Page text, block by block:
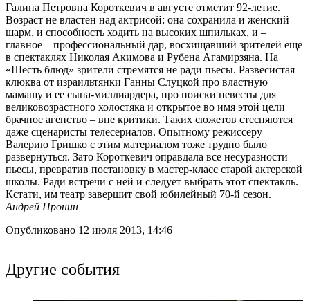
Галина Петровна Короткевич в августе отметит 92-летие.
Возраст не властен над актрисой: она сохранила и женский
шарм, и способность ходить на высоких шпильках, и –
главное – профессиональный дар, восхищавший зрителей еще
в спектаклях Николая Акимова и Рубена Агамирзяна. На
«Шесть блюд» зрители стремятся не ради пьесы. Развесистая
клюква от израильтянки Ганны Слуцкой про властную
мамашу и ее сына-миллиардера, про поиски невесты для
великовозрастного холостяка и открытое во имя этой цели
брачное агенство – вне критики. Таких сюжетов стесняются
даже сценаристы телесериалов. Опытному режиссеру
Валерию Гришко с этим материалом тоже трудно было
развернуться. Зато Короткевич оправдала все несуразности
пьесы, превратив постановку в мастер-класс старой актерской
школы. Ради встречи с ней и следует выбрать этот спектакль.
Кстати, им театр завершит свой юбилейный 70-й сезон.
Андрей Пронин
Опубликовано 12 июля 2013, 14:46
Другие события